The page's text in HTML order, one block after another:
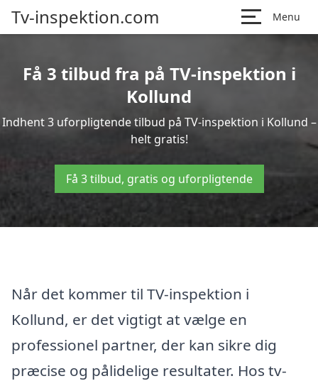
Tv-inspektion.com Menu
Få 3 tilbud fra på TV-inspektion i
Kollund
Indhent 3 uforpligtende tilbud på TV-inspektion i Kollund –
helt gratis!
Få 3 tilbud, gratis og uforpligtende
Når det kommer til TV-inspektion i
Kollund, er det vigtigt at vælge en
professionel partner, der kan sikre dig
præcise og pålidelige resultater. Hos tv-